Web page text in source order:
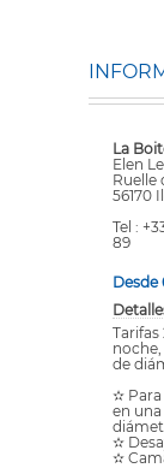
La
Elen
Ruelle
56170
Tel :
89
Desde
Tarifas
de
✫ Para
en
✫
✫